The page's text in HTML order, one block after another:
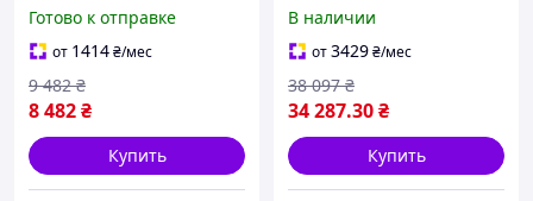
электрический котел для
отопления дома,
отопитель 220В
Готово к отправке
от 1414₴/мес
8 482₴
9 482 ₴
Купить
В наличии
от3429₴/мес
34 287.30₴
38 097 ₴
Купить